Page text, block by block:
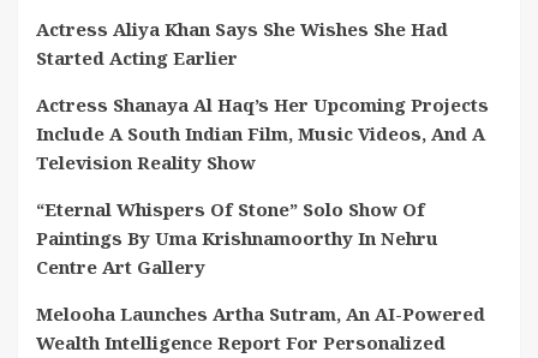
Actress Aliya Khan Says She Wishes She Had
Started Acting Earlier
Actress Shanaya Al Haq’s Her Upcoming Projects
Include A South Indian Film, Music Videos, And A
Television Reality Show
“Eternal Whispers Of Stone” Solo Show Of
Paintings By Uma Krishnamoorthy In Nehru
Centre Art Gallery
Melooha Launches Artha Sutram, An AI-Powered
Wealth Intelligence Report For Personalized